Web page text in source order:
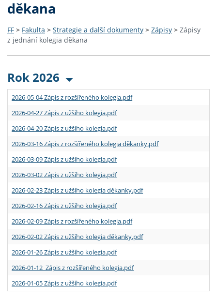
děkana
FF > Fakulta > Strategie a další dokumenty > Zápisy > Zápisy
z jednání kolegia děkana
Rok 2026
2026-05-04 Zápis z rozšířeného kolegia.pdf
2026-04-27 Zápis z užšího kolegia.pdf
2026-04-20 Zápis z užšího kolegia.pdf
2026-03-16 Zápis z rozšířeného kolegia děkanky.pdf
2026-03-09 Zápis z užšího kolegia.pdf
2026-03-02 Zápis z užšího kolegia.pdf
2026-02-23 Zápis z užšího kolegia děkanky.pdf
2026-02-16 Zápis z užšího kolegia.pdf
2026-02-09 Zápis z rozšířeného kolegia.pdf
2026-02-02 Zápis z užšího kolegia děkanky.pdf
2026-01-26 Zápis z užšího kolegia.pdf
2026-01-12 Zápis z rozšířeného kolegia.pdf
2026-01-05 Zápis z užšího kolegia.pdf